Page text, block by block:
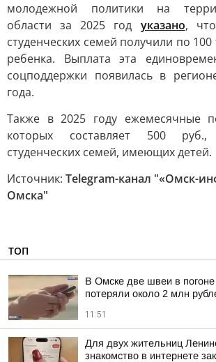
молодежной политики на
области за 2025 год указано,
студенческих семей получили по
ребенка. Выплата эта
соцподдержки появилась в
года.
Также в 2025 году ежемесячные
которых составляет 500
студенческих семей, имеющих детей.
Источник: Telegram-канал "«Омск-
Омска"
ТОП
В Омске две швеи в
потеряли около 2 млн
11:51
Для двух жительниц
знакомство в интернете